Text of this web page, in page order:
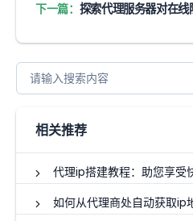
下一篇： 探索代理服务器对在线
相关推荐
代理ip搭建教程：助您享受
如何从代理商处自动获取ip